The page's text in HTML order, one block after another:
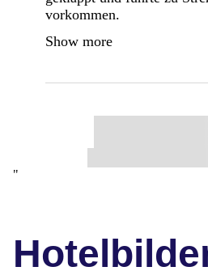
vorkommen.
Show more
"